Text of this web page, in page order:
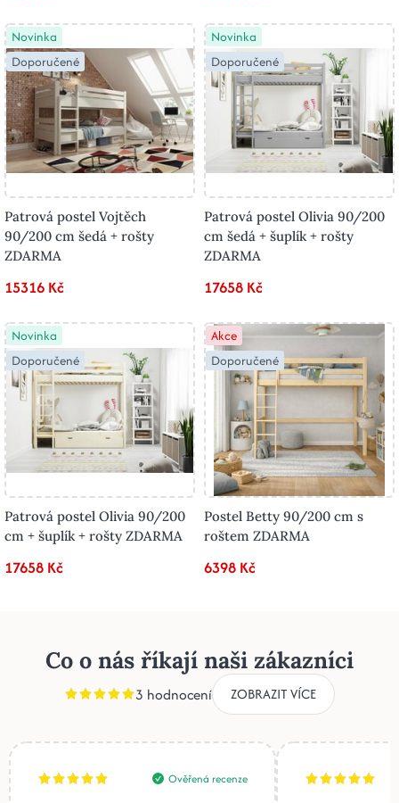
Novinka
Doporučené
Patrová postel Vojtěch
90/200 cm šedá + rošty
ZDARMA
15316 Kč
Novinka
Doporučené
Patrová postel Olivia 90/200
cm šedá + šuplík + rošty
ZDARMA
17658 Kč
Novinka
Doporučené
Patrová postel Olivia 90/200
cm + šuplík + rošty ZDARMA
17658 Kč
Akce
Doporučené
Postel Betty 90/200 cm s
roštem ZDARMA
6398 Kč
Co o nás říkají naši zákazníci
3 hodnocení ZOBRAZIT VÍCE
Ověřená recenze